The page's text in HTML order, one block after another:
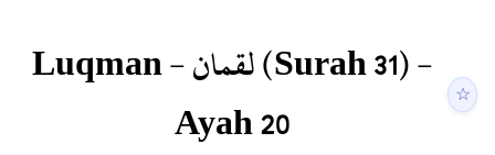
Luqman-لقمان(Surah31) -
Ayah20
☆